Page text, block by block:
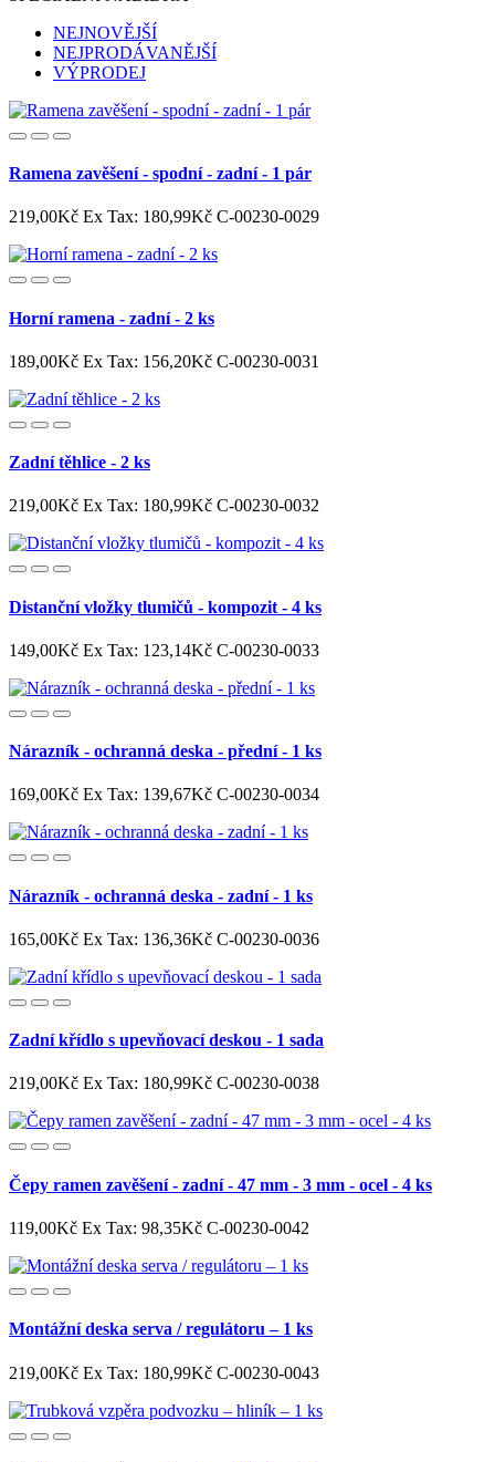
NEJNOVĚJŠÍ
NEJPRODÁVANĚJŠÍ
VÝPRODEJ
Ramena zavěšení - spodní - zadní - 1 pár
219,00Kč Ex Tax: 180,99Kč C-00230-0029
Horní ramena - zadní - 2 ks
189,00Kč Ex Tax: 156,20Kč C-00230-0031
Zadní těhlice - 2 ks
219,00Kč Ex Tax: 180,99Kč C-00230-0032
Distanční vložky tlumičů - kompozit - 4 ks
149,00Kč Ex Tax: 123,14Kč C-00230-0033
Nárazník - ochranná deska - přední - 1 ks
169,00Kč Ex Tax: 139,67Kč C-00230-0034
Nárazník - ochranná deska - zadní - 1 ks
165,00Kč Ex Tax: 136,36Kč C-00230-0036
Zadní křídlo s upevňovací deskou - 1 sada
219,00Kč Ex Tax: 180,99Kč C-00230-0038
Čepy ramen zavěšení - zadní - 47 mm - 3 mm - ocel - 4 ks
119,00Kč Ex Tax: 98,35Kč C-00230-0042
Montážní deska serva / regulátoru – 1 ks
219,00Kč Ex Tax: 180,99Kč C-00230-0043